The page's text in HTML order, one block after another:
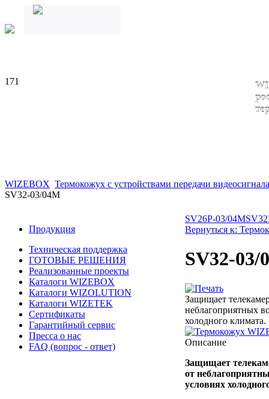
171
WIZEBOX Термокожух с устройствами передачи
SV32-03/04M
Продукция
Техническая поддержка
ГОТОВЫЕ РЕШЕНИЯ
Реализованные проекты
Каталоги WIZEBOX
Каталоги WIZOLUTION
Каталоги WIZETEK
Сертификаты
Гарантийный сервис
Пресса о нас
FAQ (вопрос - ответ)
SV26P-03/04M
Вернуться к:
SV32-03/
Защищает
неблагоприятных
холодного климата.
Описание
Защищает
от
условиях